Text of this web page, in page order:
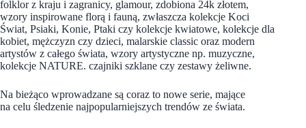
folklor z kraju i zagranicy, glamour, zdobiona 24k złotem,
wzory inspirowane florą i fauną, zwłaszcza kolekcje Koci
Świat, Psiaki, Konie, Ptaki czy kolekcje kwiatowe, kolekcje dla
kobiet, mężczyzn czy dzieci, malarskie classic oraz modern
artystów z całego świata, wzory artystyczne np. muzyczne,
kolekcje NATURE. czajniki szklane czy zestawy żeliwne.
Na bieżąco wprowadzane są coraz to nowe serie, mające
na celu śledzenie najpopularniejszych trendów ze świata.